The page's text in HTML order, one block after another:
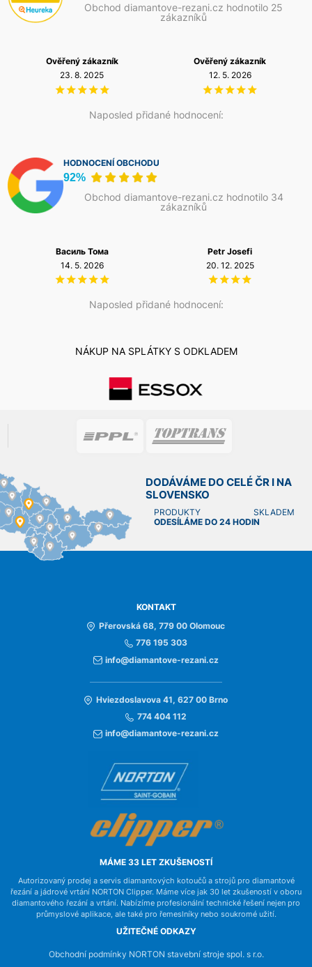
Obchod diamantove-rezani.cz hodnotilo 25
zákazníků
Naposled přidané hodnocení:
Ověřený zákazník
23. 8. 2025
Ověřený zákazník
12. 5. 2026
HODNOCENÍ OBCHODU
92%
Obchod diamantove-rezani.cz hodnotilo 34
zákazníků
Naposled přidané hodnocení:
Василь Тома
14. 5. 2026
Petr Josefi
20. 12. 2025
NÁKUP NA SPLÁTKY S ODKLADEM
DODÁVÁME DO CELÉ ČR I NA
SLOVENSKO
PRODUKTY SKLADEM
ODESÍLÁME DO 24 HODIN
KONTAKT
Přerovská 68, 779 00 Olomouc
776 195 303
info@diamantove-rezani.cz
Hviezdoslavova 41, 627 00 Brno
774 404 112
info@diamantove-rezani.cz
MÁME 33 LET ZKUŠENOSTÍ
Autorizovaný prodej a servis diamantových kotoučů a strojů pro diamantové
řezání a jádrové vrtání NORTON Clipper. Máme více jak 30 let zkušeností v oboru
diamantového řezání a vrtání. Nabízíme profesionální technické řešení nejen pro
průmyslové aplikace, ale také pro řemeslníky nebo soukromé užití.
UŽITEČNÉ ODKAZY
Obchodní podmínky NORTON stavební stroje spol. s r.o.